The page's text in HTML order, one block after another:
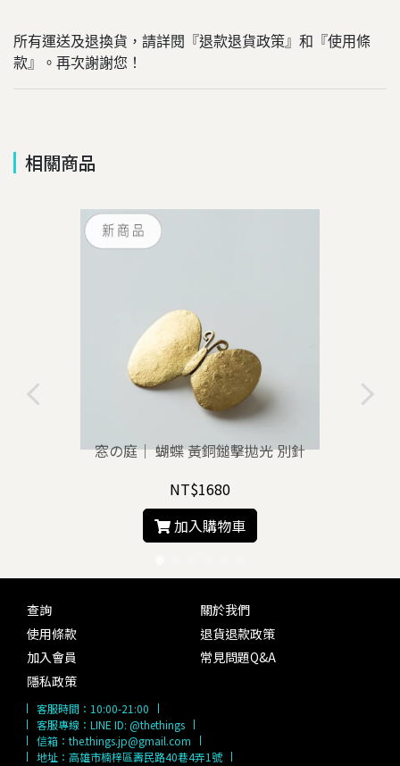
所有運送及退換貨，請詳閱『退款退貨政策』和『使用條
款』。再次謝謝您！
相關商品
窓の庭｜ 蝴蝶 黃銅鎚擊拋光 別針
NT$1680
加入購物車
查詢
關於我們
使用條款
退貨退款政策
加入會員
常見問題Q&A
隱私政策
客服時間： 10:00-21:00
客服專線： LINE ID: @thethings
信箱： the.things.jp@gmail.com
地址：高雄市楠梓區壽民路40巷4弄1號